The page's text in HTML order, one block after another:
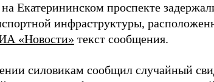
Екатерининском проспекте
инфраструктуры,
«Новости» текст сообщения.
силовикам сообщил случайный